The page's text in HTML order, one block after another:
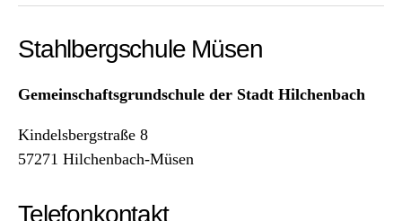
Stahlbergschule Müsen
Gemeinschaftsgrundschule der Stadt Hilchenbach
Kindelsbergstraße 8
57271 Hilchenbach-Müsen
Telefonkontakt